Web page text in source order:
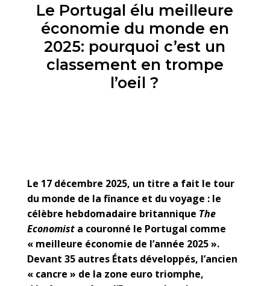
Le Portugal élu meilleure
économie du monde en
2025: pourquoi c’est un
classement en trompe
l’oeil ?
Le 17 décembre 2025, un titre a fait le tour
du monde de la finance et du voyage : le
célèbre hebdomadaire britannique The
Economista couronné le Portugal comme
« meilleure économie de l’année 2025 ».
Devant 35 autres États développés, l’ancien
« cancre » de la zone euro triomphe,